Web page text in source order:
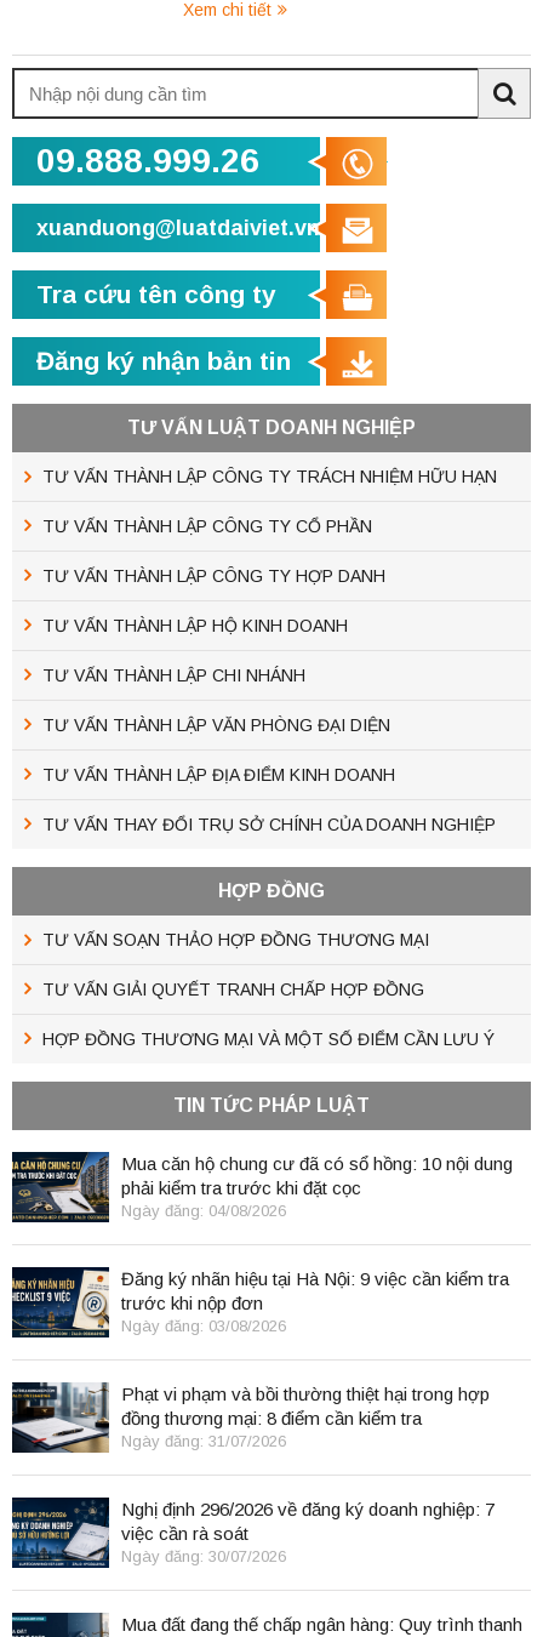
Xem chi tiết
kiếm:
09.888.999.26
xuanduong@luatdaiviet.vn
Tra cứu tên công ty
Đăng ký nhận bản tin
TƯ VẤN LUẬT DOANH NGHIỆP
TƯ VẤN THÀNH LẬP CÔNG TY TRÁCH NHIỆM HỮU HẠN
TƯ VẤN THÀNH LẬP CÔNG TY CỔ PHẦN
TƯ VẤN THÀNH LẬP CÔNG TY HỢP DANH
TƯ VẤN THÀNH LẬP HỘ KINH DOANH
TƯ VẤN THÀNH LẬP CHI NHÁNH
TƯ VẤN THÀNH LẬP VĂN PHÒNG ĐẠI DIỆN
TƯ VẤN THÀNH LẬP ĐỊA ĐIỂM KINH DOANH
TƯ VẤN THAY ĐỔI TRỤ SỞ CHÍNH CỦA DOANH NGHIỆP
HỢP ĐỒNG
TƯ VẤN SOẠN THẢO HỢP ĐỒNG THƯƠNG MẠI
TƯ VẤN GIẢI QUYẾT TRANH CHẤP HỢP ĐỒNG
HỢP ĐỒNG THƯƠNG MẠI VÀ MỘT SỐ ĐIỂM CẦN LƯU Ý
TIN TỨC PHÁP LUẬT
Mua căn hộ chung cư đã có sổ hồng: 10 nội dung
phải kiểm tra trước khi đặt cọc
Ngày đăng: 04/08/2026
Đăng ký nhãn hiệu tại Hà Nội: 9 việc cần kiểm tra
trước khi nộp đơn
Ngày đăng: 03/08/2026
Phạt vi phạm và bồi thường thiệt hại trong hợp
đồng thương mại: 8 điểm cần kiểm tra
Ngày đăng: 31/07/2026
Nghị định 296/2026 về đăng ký doanh nghiệp: 7
việc cần rà soát
Ngày đăng: 30/07/2026
Mua đất đang thế chấp ngân hàng: Quy trình thanh